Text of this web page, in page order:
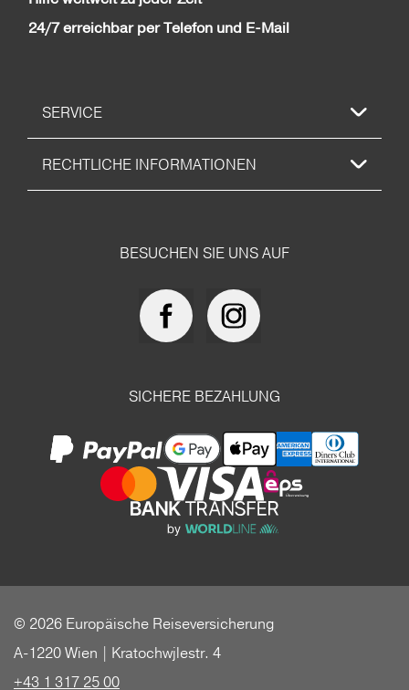
24/7 erreichbar per Telefon und E-Mail
SERVICE
RECHTLICHE INFORMATIONEN
BESUCHEN SIE UNS AUF
SICHERE BEZAHLUNG
© 2026 Europäische Reiseversicherung
A-1220 Wien | Kratochwjlestr. 4
+43 1 317 25 00